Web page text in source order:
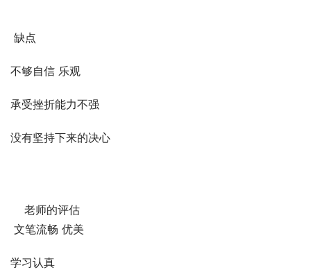
缺点
不够自信 乐观
承受挫折能力不强
没有坚持下来的决心
老师的评估
文笔流畅 优美
学习认真